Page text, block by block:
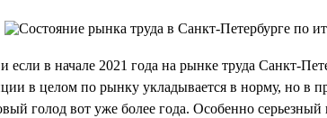
в начале 2021 года на рынке труда Санкт-
в целом по рынку укладывается в норму, но
голод вот уже более года. Особенно